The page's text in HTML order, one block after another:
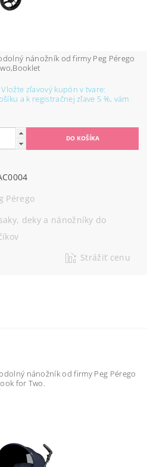
nánožník od firmy Peg Pérego
Vložte zľavový kupón v tvare:
a k registračnej zľave 5 %, vám
Pérego
deky a nánožníky do
Strážiť cenu
nánožník od firmy Peg Pérego
for Two.